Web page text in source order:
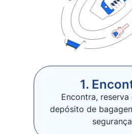
1.
Encontra, reserva
depósito de